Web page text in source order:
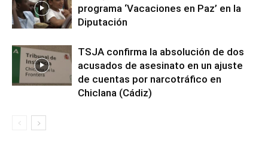
programa ‘Vacaciones en Paz’ en la
Diputación
TSJA confirma la absolución de dos
acusados de asesinato en un ajuste
de cuentas por narcotráfico en
Chiclana (Cádiz)